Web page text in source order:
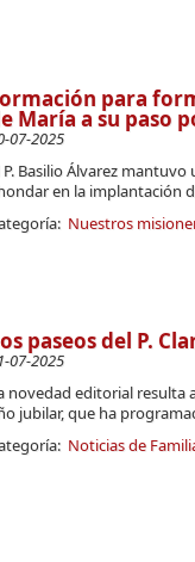
para
María a su paso
07-2025
P. Basilio Álvarez
en la implantación
Nuestros
paseos del P.
07-2025
novedad editorial resulta
jubilar, que ha
Noticias de